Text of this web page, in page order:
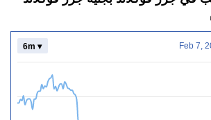
6m ▾ Feb